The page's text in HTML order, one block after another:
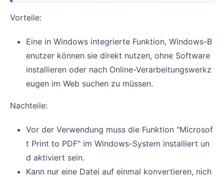
Vorteile:
Eine in Windows integrierte Funktion, Windows-B
enutzer können sie direkt nutzen, ohne Software
installieren oder nach Online-Verarbeitungswerkz
eugen im Web suchen zu müssen.
Nachteile:
Vor der Verwendung muss die Funktion "Microsof
t Print to PDF" im Windows-System installiert un
d aktiviert sein.
Kann nur eine Datei auf einmal konvertieren, nich